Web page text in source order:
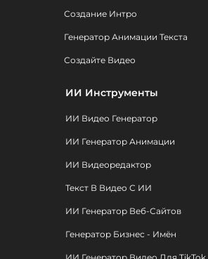
Создание Интро
Генератор Анимации Текста
Создайте Видео
ИИ Инструменты
ИИ Видео Генератор
ИИ Генератор Анимации
ИИ Видеоредактор
Текст В Видео С ИИ
ИИ Генератор Веб-Сайтов
Генератор Бизнес - Имён